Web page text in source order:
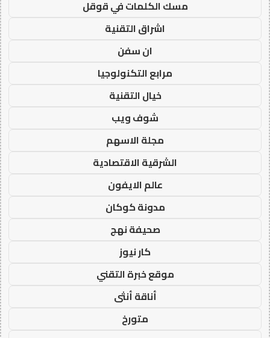
مسك الكلمات في قوقل
اشراق التقنية
ان سفن
مرابع التكنولوجيا
خيال التقنية
شوف ويب
مجلة الاسهم
الشرقية الاقتصادية
عالم الايفون
مدونة كوكان
صحيفة نهج
كار نيوز
موقع خبرة التقني
أناقة أنثى
متورخ